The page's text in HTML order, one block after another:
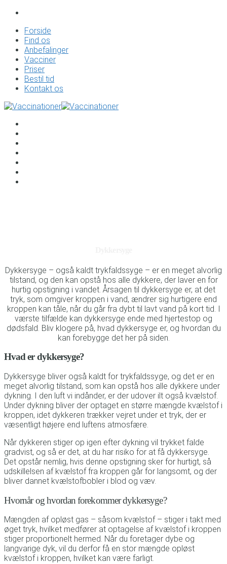
Forside
Find os
Anbefalinger
Vacciner
Priser
Bestil tid
Kontakt os
Dykkersyge – også kaldt trykfaldssyge – er en meget alvorlig
tilstand, og den kan opstå hos alle dykkere, der laver en for
hurtig opstigning i vandet. Årsagen til dykkersyge er, at det
tryk, som omgiver kroppen i vand, ændrer sig hurtigere end
kroppen kan tåle, når du går fra dybt til lavt vand på kort tid. I
værste tilfælde kan dykkersyge ende med hjertestop og
dødsfald. Bliv klogere på, hvad dykkersyge er, og hvordan du
kan forebygge det her på siden.
Hvad er dykkersyge?
Dykkersyge bliver også kaldt for trykfaldssyge, og det er en
meget alvorlig tilstand, som kan opstå hos alle dykkere under
dykning. I den luft vi indånder, er der udover ilt også kvælstof.
Under dykning bliver der optaget en større mængde kvælstof i
kroppen, idet dykkeren trækker vejret under et tryk, der er
væsentligt højere end luftens atmosfære.
Når dykkeren stiger op igen efter dykning vil trykket falde
gradvist, og så er det, at du har risiko for at få dykkersyge.
Det opstår nemlig, hvis denne opstigning sker for hurtigt, så
udskillelsen af kvælstof fra kroppen går for langsomt, og der
bliver dannet kvælstofbobler i blod og væv.
Hvornår og hvordan forekommer dykkersyge?
Mængden af opløst gas – såsom kvælstof – stiger i takt med
øget tryk, hvilket medfører at optagelse af kvælstof i kroppen
stiger proportionelt hermed. Når du foretager dybe og
langvarige dyk, vil du derfor få en stor mængde opløst
kvælstof i kroppen, hvilket kan være farligt.